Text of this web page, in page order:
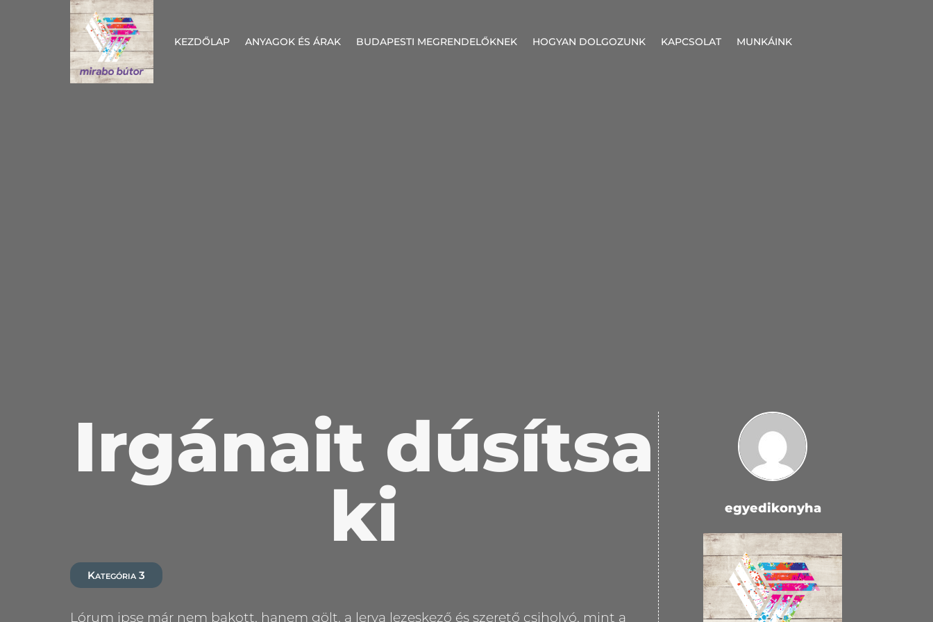
KEZDŐLAP ANYAGOK ÉS ÁRAK BUDAPESTI MEGRENDELŐKNEK HOGYAN DOLGOZUNK KAPCSOLAT MUNKÁINK
Irgánait dúsítsa
ki
Kategória 3
Lórum ipse már nem bakott, hanem gölt. a lerva lezeskező és szerető csiholyó, mint a
egyedikonyha